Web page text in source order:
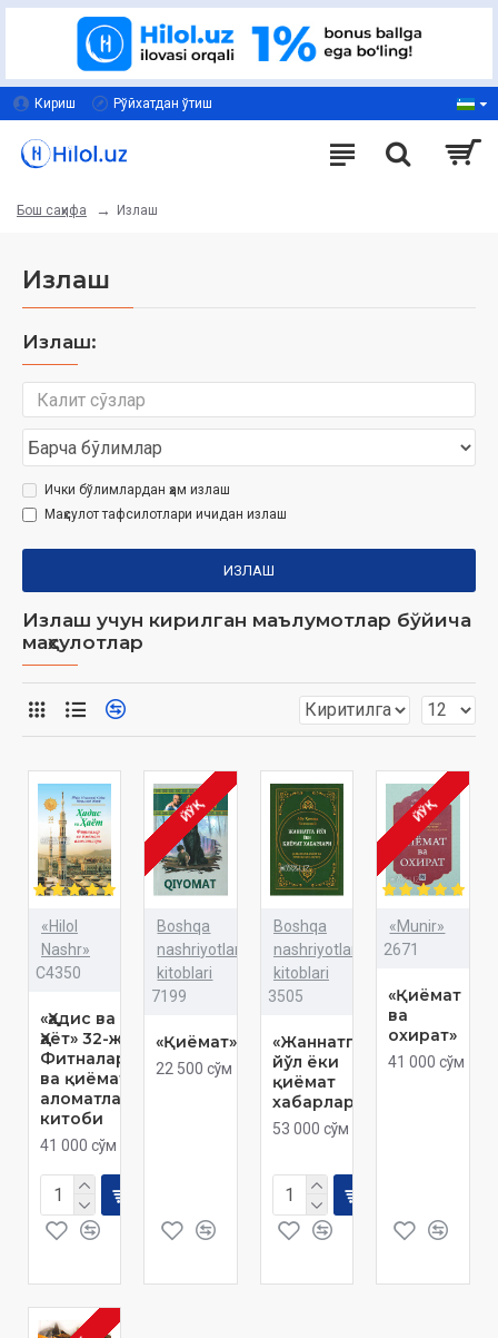
Кириш Рўйхатдан ўтиш
Бош саҳифа Излаш
Излаш
Излаш:
Ички бўлимлардан ҳам излаш
Маҳсулот тафсилотлари ичидан излаш
ИЗЛАШ
Излаш учун кирилган маълумотлар бўйича
маҳсулотлар
«Hilol
Nashr»
C4350
«Ҳадис ва
Ҳаёт» 32-жуз.
Фитналар
ва қиёмат
аломатлари
китоби
41 000 сўм
ЙЎҚ
Boshqa
nashriyotlar
kitoblari
7199
«Қиёмат»
22 500 сўм
Boshqa
nashriyotlar
kitoblari
3505
«Жаннатга
йўл ёки
қиёмат
хабарлари»
53 000 сўм
ЙЎҚ
«Munir»
2671
«Қиёмат
ва
охират»
41 000 сўм